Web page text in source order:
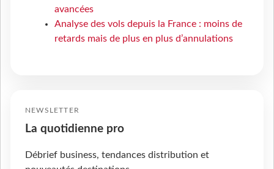
avancées
Analyse des vols depuis la France : moins de
retards mais de plus en plus d’annulations
NEWSLETTER
La quotidienne pro
Débrief business, tendances distribution et